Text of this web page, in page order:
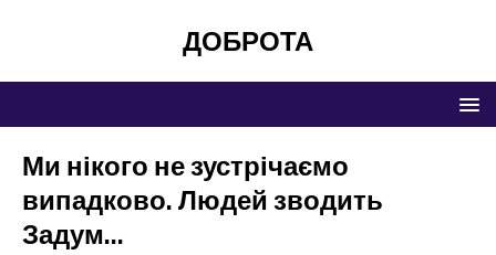
ДОБРОТА
Ми нікого не зустрічаємо
випадково. Людей зводить
Задум…